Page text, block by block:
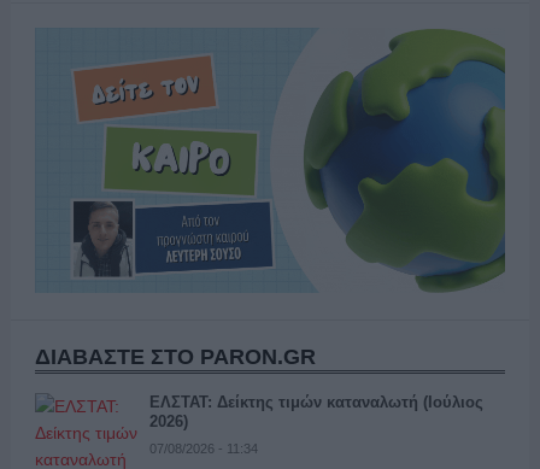
ΔΙΑΒΑΣΤΕ ΣΤΟ PARON.GR
ΕΛΣΤΑΤ: Δείκτης τιμών καταναλωτή (Ιούλιος
2026)
07/08/2026 - 11:34